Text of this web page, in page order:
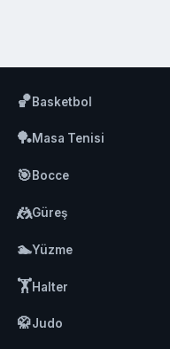
🏀Basketbol
🏓Masa Tenisi
🎯Bocce
🤼Güreş
🏊Yüzme
🏋️Halter
🥋Judo